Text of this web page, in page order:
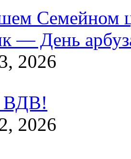
Семейном
— День
2026
ВДВ!
2026